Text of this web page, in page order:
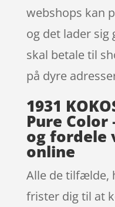
webshops kan
og det lader sig
skal betale til
på dyre
1931
Pure Color
og fordele
online
Alle de tilfælde,
frister dig til at